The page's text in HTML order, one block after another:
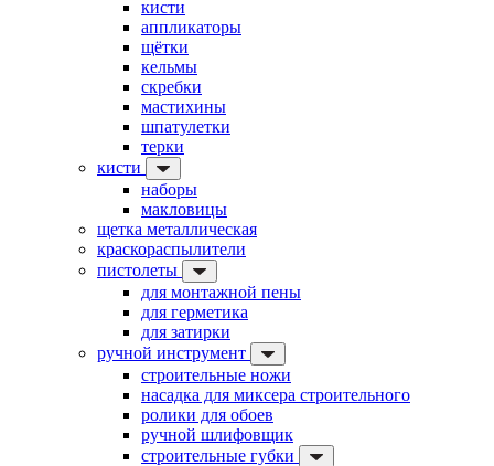
кисти
аппликаторы
щётки
кельмы
скребки
мастихины
шпатулетки
терки
кисти
наборы
макловицы
щетка металлическая
краскораспылители
пистолеты
для монтажной пены
для герметика
для затирки
ручной инструмент
строительные ножи
насадка для миксера строительного
ролики для обоев
ручной шлифовщик
строительные губки